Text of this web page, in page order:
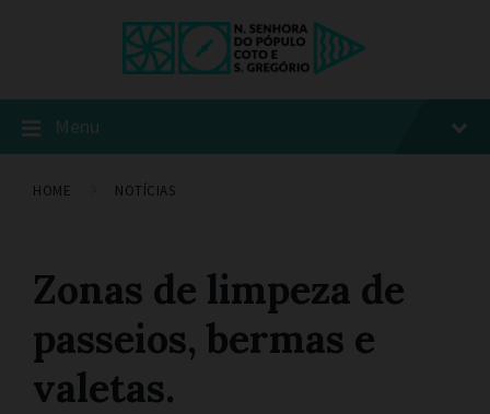
Menu
HOME NOTÍCIAS
Zonas de limpeza de
passeios, bermas e
valetas.